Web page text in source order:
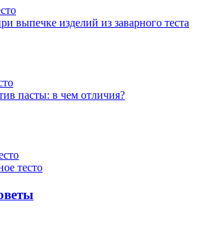
выпечке изделий из заварного теста
пасты: в чем отличия?
тесто